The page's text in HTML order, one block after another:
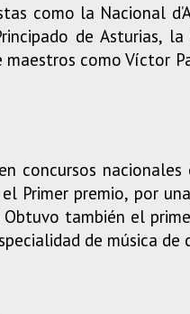
como la Nacional
de Asturias,
como Víctor
concursos
Primer premio, por
Obtuvo también el
de música de